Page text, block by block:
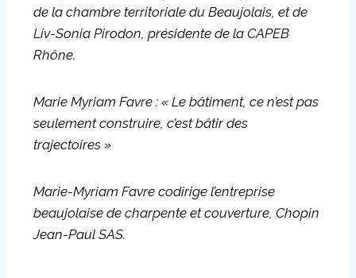
de la chambre territoriale du Beaujolais, et de
Liv-Sonia Pirodon, présidente de la CAPEB
Rhône.
Marie Myriam Favre : « Le bâtiment, ce n’est pas
seulement construire, c’est bâtir des
trajectoires »
Marie-Myriam Favre codirige l’entreprise
beaujolaise de charpente et couverture, Chopin
Jean-Paul SAS.